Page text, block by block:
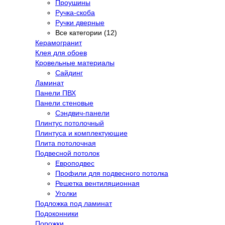
Проушины
Ручка-скоба
Ручки дверные
Все категории (12)
Керамогранит
Клея для обоев
Кровельные материалы
Сайдинг
Ламинат
Панели ПВХ
Панели стеновые
Сэндвич-панели
Плинтус потолочный
Плинтуса и комплектующие
Плита потолочная
Подвесной потолок
Европодвес
Профили для подвесного потолка
Решетка вентиляционная
Уголки
Подложка под ламинат
Подоконники